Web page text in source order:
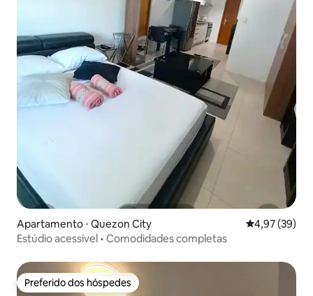
Apartamento ⋅ Quezon City 4,97 de uma
4,97 (39)
Estúdio acessível • Comodidades completas
Preferido dos hóspedes
Preferido dos hóspedes